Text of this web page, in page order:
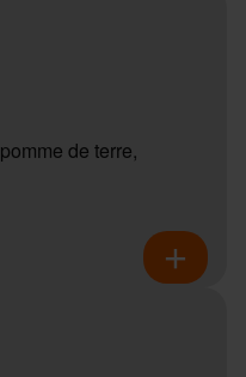
de terre,